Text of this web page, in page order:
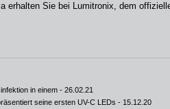
erhalten Sie bei Lumitronix, dem
in einem - 26.02.21
seine ersten UV-C LEDs - 15.12.20